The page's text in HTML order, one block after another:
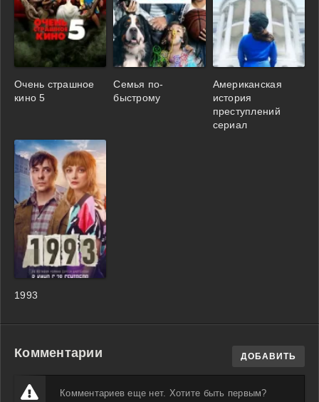
Очень страшное
кино 5
Семья по-
быстрому
Американская
история
преступлений
сериал
1993
Комментарии ДОБАВИТЬ
Комментариев еще нет. Хотите быть первым?